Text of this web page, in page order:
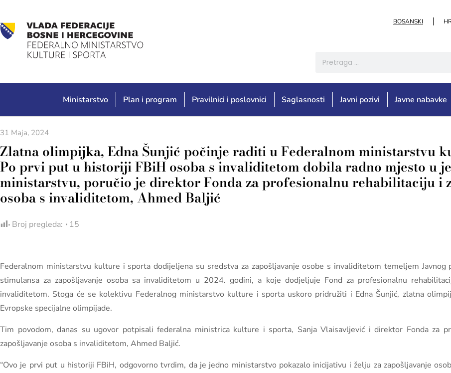
BOSANSKI
Ministarstvo Plan i program Pravilnici i poslovnici Saglasnosti Javni pozivi Javne nabavke
31 Maja, 2024
Zlatna olimpijka, Edna Šunjić počinje raditi u Federalnom ministarstvu
Po prvi put u historiji FBiH osoba s invaliditetom dobila radno mjesto u
ministarstvu, poručio je direktor Fonda za profesionalnu rehabilitaciju i
osoba s invaliditetom, Ahmed Baljić
Broj pregleda: 15
Federalnom ministarstvu kulture i sporta dodijeljena su sredstva za zapošljavanje osobe s invaliditetom temeljem Javnog
stimulansa za zapošljavanje osoba sa invaliditetom u 2024. godini, a koje dodjeljuje Fond za profesionalnu
invaliditetom. Stoga će se kolektivu Federalnog ministarstvo kulture i sporta uskoro pridružiti i Edna Šunjić, zlatna
Evropske specijalne olimpijade.
Tim povodom, danas su ugovor potpisali federalna ministrica kulture i sporta, Sanja Vlaisavljević i direktor Fonda za
zapošljavanje osoba s invaliditetom, Ahmed Baljić.
“Ovo je prvi put u historiji FBiH, odgovorno tvrdim, da je jedno ministarstvo pokazalo inicijativu i želju za zapošljavanje